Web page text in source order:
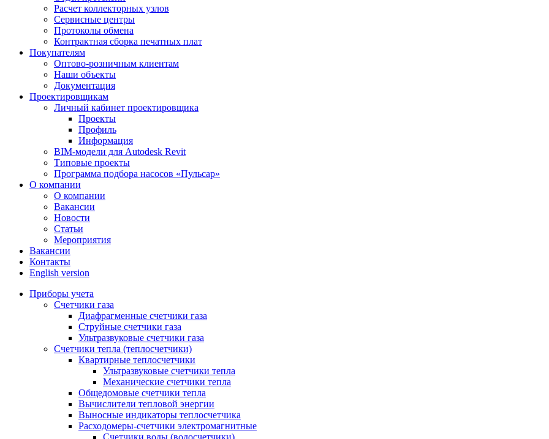
Расчет коллекторных узлов
Сервисные центры
Протоколы обмена
Контрактная сборка печатных плат
Покупателям
Оптово-розничным клиентам
Наши объекты
Документация
Проектировщикам
Личный кабинет проектировщика
Проекты
Профиль
Информация
BIM-модели для Autodesk Revit
Типовые проекты
Программа подбора насосов «Пульсар»
О компании
О компании
Вакансии
Новости
Статьи
Мероприятия
Вакансии
Контакты
English version
Приборы учета
Счетчики газа
Диафрагменные счетчики газа
Струйные счетчики газа
Ультразвуковые счетчики газа
Счетчики тепла (теплосчетчики)
Квартирные теплосчетчики
Ультразвуковые счетчики тепла
Механические счетчики тепла
Общедомовые счетчики тепла
Вычислители тепловой энергии
Выносные индикаторы теплосчетчика
Расходомеры-счетчики электромагнитные
Счетчики воды (водосчетчики)